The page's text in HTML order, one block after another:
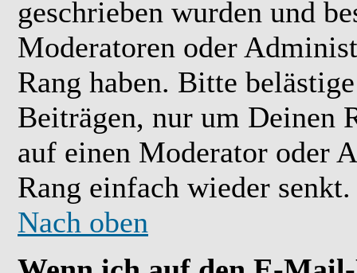
geschrieben wurden und
Moderatoren oder
Rang haben. Bitte
Beiträgen, nur um Deinen
auf einen Moderator oder
Rang einfach wieder senkt.
Nach oben